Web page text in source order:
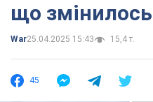
що
War25.04.2025 15:43 15,4 т.
45